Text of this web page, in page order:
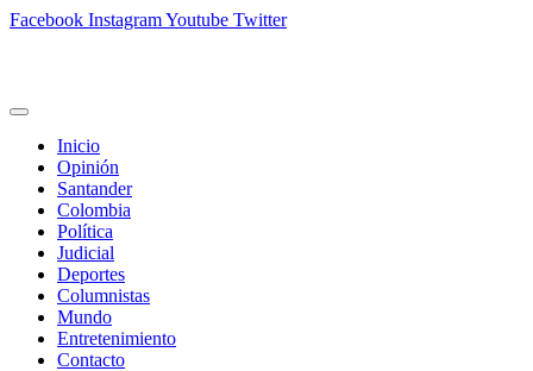
Facebook InstagramYoutube Twitter
Inicio
Opinión
Santander
Colombia
Política
Judicial
Deportes
Columnistas
Mundo
Entretenimiento
Contacto